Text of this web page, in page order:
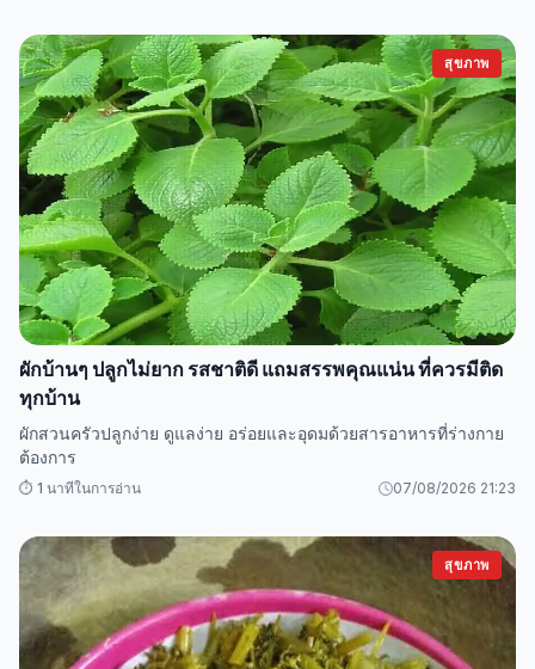
สุขภาพ
ผักบ้านๆ ปลูกไม่ยาก รสชาติดี แถมสรรพคุณแน่น ที่ควรมีติด
ทุกบ้าน
ผักสวนครัวปลูกง่าย ดูแลง่าย อร่อยและอุดมด้วยสารอาหารที่ร่างกาย
ต้องการ
⏱️ 1 นาทีในการอ่าน 07/08/2026 21:23
สุขภาพ